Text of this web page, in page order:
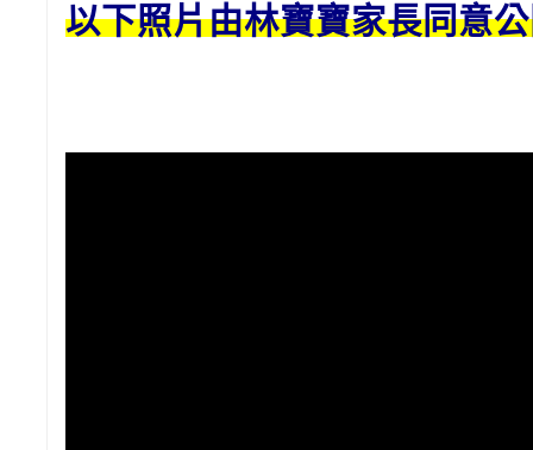
以下照片由林寶寶家長同意